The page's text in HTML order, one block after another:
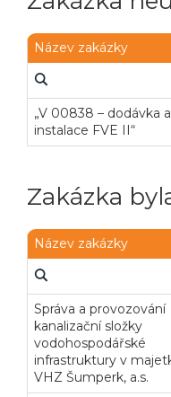
Název zakázky
„V 00838 – dodávka a
instalace FVE II“
Zakázka
Název zakázky
Správa a provozování
kanalizační složky
vodohospodářské
infrastruktury v
VHZ Šumperk, a.s.